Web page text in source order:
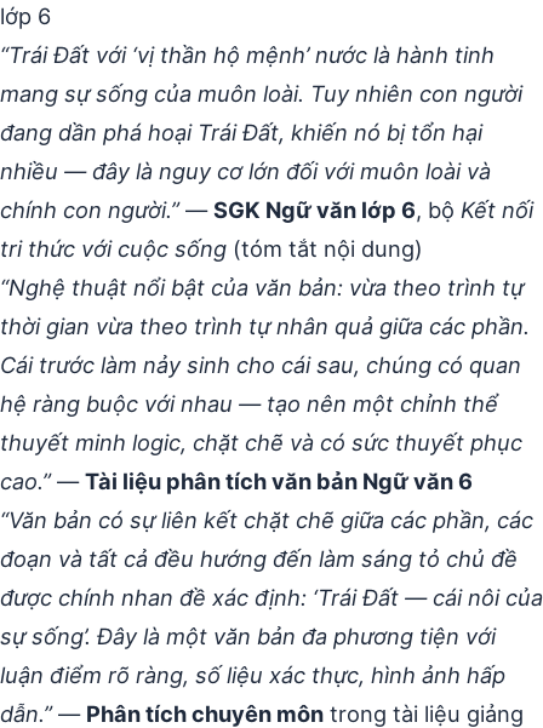
lớp 6
“Trái Đất với ‘vị thần hộ mệnh’ nước là hành tinh
mang sự sống của muôn loài. Tuy nhiên con người
đang dần phá hoại Trái Đất, khiến nó bị tổn hại
nhiều — đây là nguy cơ lớn đối với muôn loài và
chính con người.”—SGK Ngữ văn lớp 6, bộ Kết nối
tri thức với cuộc sống (tóm tắt nội dung)
“Nghệ thuật nổi bật của văn bản: vừa theo trình tự
thời gian vừa theo trình tự nhân quả giữa các phần.
Cái trước làm nảy sinh cho cái sau, chúng có quan
hệ ràng buộc với nhau — tạo nên một chỉnh thể
thuyết minh logic, chặt chẽ và có sức thuyết phục
cao.”—Tài liệu phân tích văn bản Ngữ văn 6
“Văn bản có sự liên kết chặt chẽ giữa các phần, các
đoạn và tất cả đều hướng đến làm sáng tỏ chủ đề
được chính nhan đề xác định: ‘Trái Đất — cái nôi của
sự sống’. Đây là một văn bản đa phương tiện với
luận điểm rõ ràng, số liệu xác thực, hình ảnh hấp
dẫn.”— Phân tích chuyên môn trong tài liệu giảng